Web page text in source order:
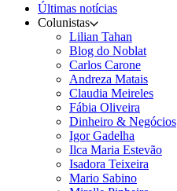
Últimas notícias
Colunistas
Lilian Tahan
Blog do Noblat
Carlos Carone
Andreza Matais
Claudia Meireles
Fábia Oliveira
Dinheiro & Negócios
Igor Gadelha
Ilca Maria Estevão
Isadora Teixeira
Mario Sabino